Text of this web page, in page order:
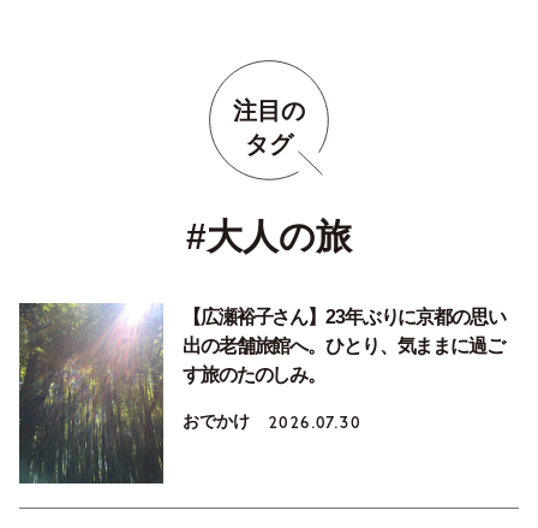
注目の
タグ
#大人の旅
【広瀬裕子さん】23年ぶりに京都の思い
出の老舗旅館へ。ひとり、気ままに過ご
す旅のたのしみ。
おでかけ 2026.07.30